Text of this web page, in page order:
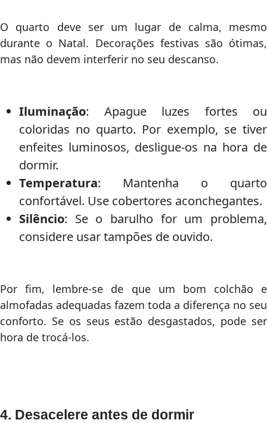
O quarto deve ser um lugar de calma, mesmo
durante o Natal. Decorações festivas são ótimas,
mas não devem interferir no seu descanso.
Iluminação: Apague luzes fortes ou
coloridas no quarto. Por exemplo, se tiver
enfeites luminosos, desligue-os na hora de
dormir.
Temperatura: Mantenha o quarto
confortável. Use cobertores aconchegantes.
Silêncio: Se o barulho for um problema,
considere usar tampões de ouvido.
Por fim, lembre-se de que um bom colchão e
almofadas adequadas fazem toda a diferença no seu
conforto. Se os seus estão desgastados, pode ser
hora de trocá-los.
4. Desacelere antes de dormir